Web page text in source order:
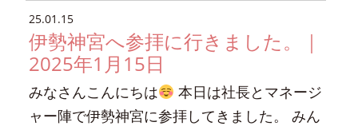
25.01.15
伊勢神宮へ参拝に行きました。｜
2025年1月15日
みなさんこんにちは
本日は社長とマネージ
ャー陣で伊勢神宮に参拝してきました。 みん